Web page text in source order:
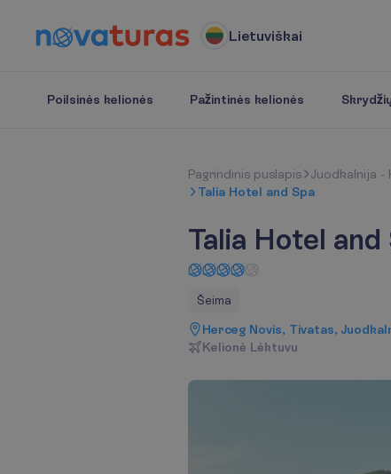
Lietuviškai
Poilsinės kelionės Pažintinės kelionės
Pagrindinis puslapis Juodkalnija -
Talia Hotel and Spa
Talia Hotel and
Šeima
Herceg Novis, Tivatas,
Kelionė L ėktuvu